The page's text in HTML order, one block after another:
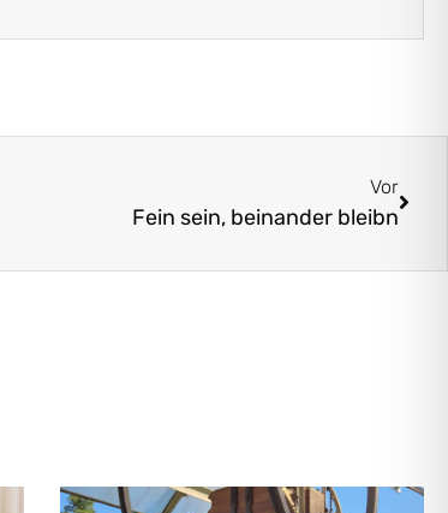
Vor
Fein sein, beinander bleibn